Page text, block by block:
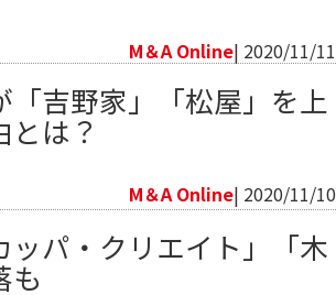
M＆A Online| 2020/11/11
吉野家」「松屋」を上
は？
M＆A Online| 2020/11/10
ッパ・クリエイト」「木
も